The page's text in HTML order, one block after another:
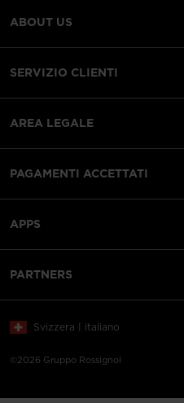
ABOUT US
SERVIZIO CLIENTI
AREA LEGALE
PAGAMENTI ACCETTATI
APPS
PARTNERS
©2026 Gruppo Rossignol
Svizzera | italiano